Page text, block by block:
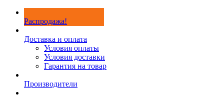
Распродажа!
Доставка и оплата
Условия оплаты
Условия доставки
Гарантия на товар
Производители